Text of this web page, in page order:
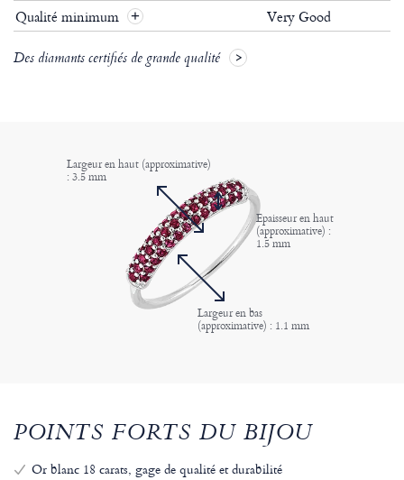
Qualité minimum + Very Good
Des diamants certifiés de grande qualité
Largeur en haut (approximative)
: 3.5 mm
Epaisseur en haut
(approximative) :
1.5 mm
Largeur en bas
(approximative) : 1.1 mm
POINTS FORTS DU BIJOU
Or blanc 18 carats, gage de qualité et durabilité